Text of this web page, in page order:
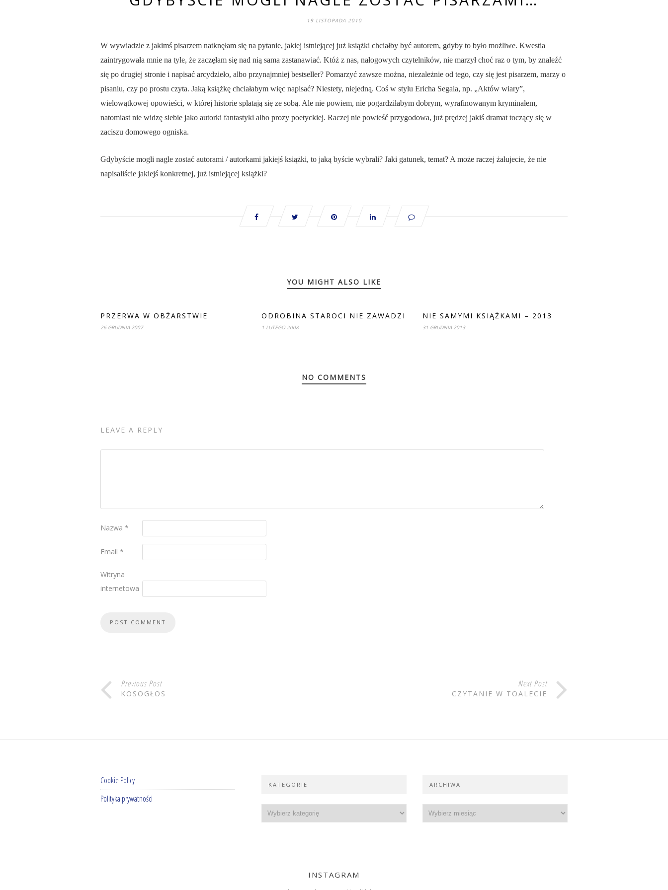
19 LISTOPADA 2010
W wywiadzie z jakimś pisarzem natknęłam się na pytanie, jakiej istniejącej już książki chciałby być autorem, gdyby to było możliwe. Kwestia
zaintrygowała mnie na tyle, że zaczęłam się nad nią sama zastanawiać. Któż z nas, nałogowych czytelników, nie marzył choć raz o tym, by znaleźć
się po drugiej stronie i napisać arcydzieło, albo przynajmniej bestseller? Pomarzyć zawsze można, niezależnie od tego, czy się jest pisarzem, marzy o
pisaniu, czy po prostu czyta. Jaką książkę chciałabym więc napisać? Niestety, niejedną. Coś w stylu Ericha Segala, np. „Aktów wiary”,
wielowątkowej opowieści, w której historie splatają się ze sobą. Ale nie powiem, nie pogardziłabym dobrym, wyrafinowanym kryminałem,
natomiast nie widzę siebie jako autorki fantastyki albo prozy poetyckiej. Raczej nie powieść przygodowa, już prędzej jakiś dramat toczący się w
zaciszu domowego ogniska.
Gdybyście mogli nagle zostać autorami / autorkami jakiejś książki, to jaką byście wybrali? Jaki gatunek, temat? A może raczej żałujecie, że nie
napisaliście jakiejś konkretnej, już istniejącej książki?
YOU MIGHT ALSO LIKE
PRZERWA W OBŻARSTWIE
26 GRUDNIA 2007
ODROBINA STAROCI NIE ZAWADZI
1 LUTEGO 2008
NIE SAMYMI KSIĄŻKAMI – 2013
31 GRUDNIA 2013
NO COMMENTS
LEAVE A REPLY
Nazwa *
Email *
Witryna
internetowa
Previous Post
KOSOGŁOS
Next Post
CZYTANIE W TOALECIE
Cookie Policy
Polityka prywatności
KATEGORIE ARCHIWA
INSTAGRAM